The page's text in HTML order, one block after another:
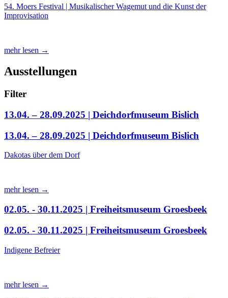
54. Moers Festival | Musikalischer Wagemut und die Kunst der
Improvisation
mehr lesen →
Ausstellungen
Filter
13.04. – 28.09.2025 | Deichdorfmuseum Bislich
13.04. – 28.09.2025 | Deichdorfmuseum Bislich
Dakotas über dem Dorf
mehr lesen →
02.05. - 30.11.2025 | Freiheitsmuseum Groesbeek
02.05. - 30.11.2025 | Freiheitsmuseum Groesbeek
Indigene Befreier
mehr lesen →